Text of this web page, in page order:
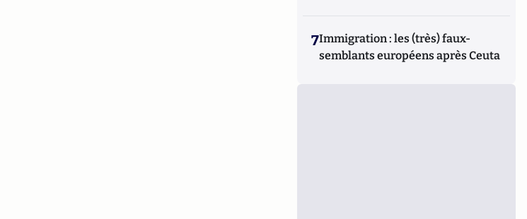
7Immigration : les (très) faux-
semblants européens après Ceuta